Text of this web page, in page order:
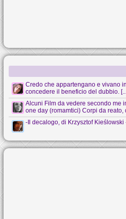
Credo che appartengano e vivano
concedere il beneficio del dubbio.
Alcuni Film da vedere secondo me
one day (romamtici) Corpi da reato,
-Il decalogo, di Krzysztof